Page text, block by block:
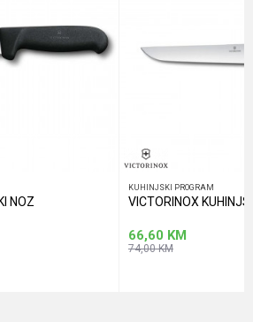
POŠALJI
NOZ
KUHINJSKI PROGRAM
VICTORINOX
66,60 KM
74,00KM